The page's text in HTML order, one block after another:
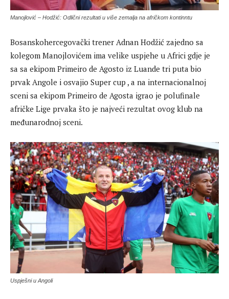
Manojlović – Hodžić: Odlični rezultati u više zemalja na afričkom kontinntu
Bosanskohercegovački trener Adnan Hodžić zajedno sa
kolegom Manojlovićem ima velike uspjehe u Africi gdje je
sa sa ekipom Primeiro de Agosto iz Luande tri puta bio
prvak Angole i osvajio Super cup , a na internacionalnoj
sceni sa ekipom Primeiro de Agosta igrao je polufinale
afričke Lige prvaka što je najveći rezultat ovog klub na
međunarodnoj sceni.
Uspješni u Angoli